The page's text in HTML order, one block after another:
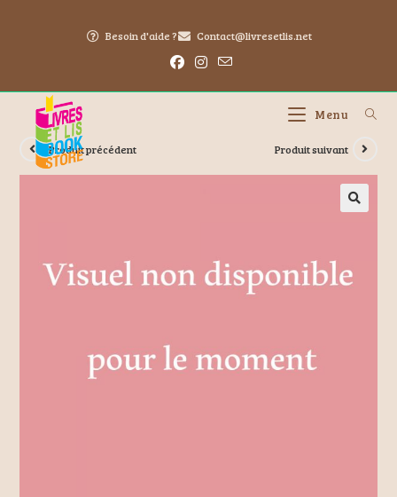
Besoin d'aide ? Contact@livresetlis.net
Menu
Produit précédent Produit suivant